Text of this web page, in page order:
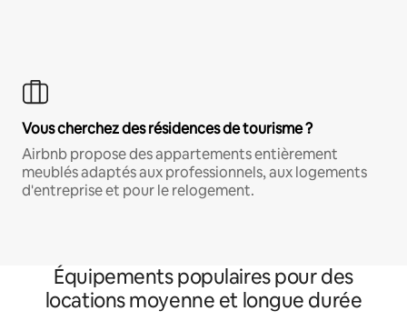
Vous cherchez des résidences de tourisme ?
Airbnb propose des appartements entièrement
meublés adaptés aux professionnels, aux logements
d'entreprise et pour le relogement.
Équipements populaires pour des
locations moyenne et longue durée